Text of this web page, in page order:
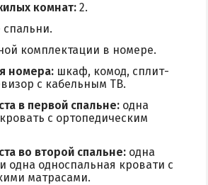
комнат: 2.
спальни.
комплектации в номере.
номера: шкаф, комод, сплит-
с кабельным ТВ.
в первой спальне: одна
с ортопедическим
во второй спальне: одна
одна односпальная кровати с
матрасами.